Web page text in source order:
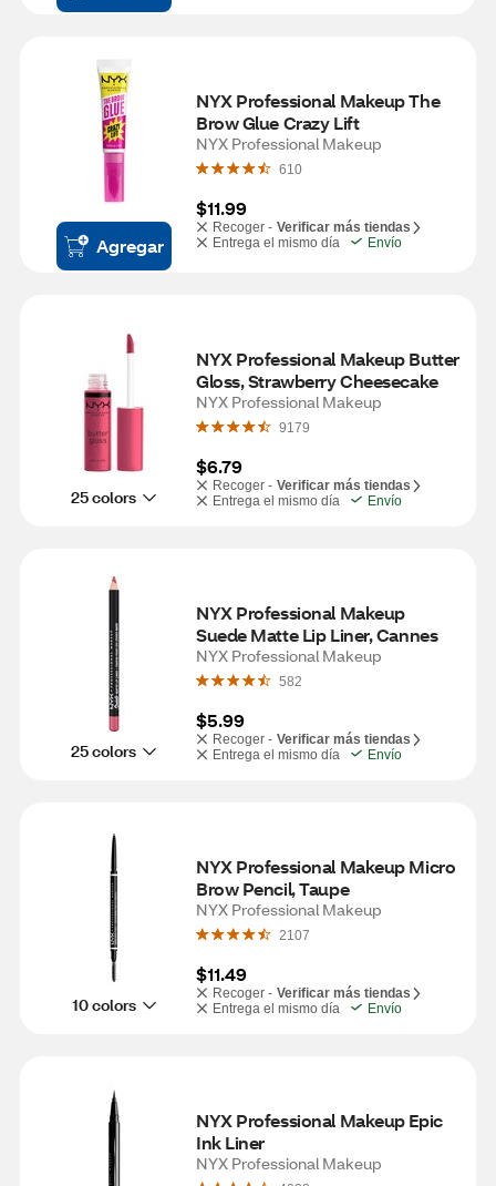
Agregar
NYX Professional Makeup The
Brow Glue Crazy Lift
NYX Professional Makeup
610
$11.99
Recoger - Verificar más tiendas
Entrega el mismo día
Envío
25 colors
NYX Professional Makeup Butter
Gloss, Strawberry Cheesecake
NYX Professional Makeup
9179
$6.79
Recoger - Verificar más tiendas
Entrega el mismo día
Envío
25 colors
NYX Professional Makeup
Suede Matte Lip Liner, Cannes
NYX Professional Makeup
582
$5.99
Recoger - Verificar más tiendas
Entrega el mismo día
Envío
10 colors
NYX Professional Makeup Micro
Brow Pencil, Taupe
NYX Professional Makeup
2107
$11.49
Recoger - Verificar más tiendas
Entrega el mismo día
Envío
NYX Professional Makeup Epic
Ink Liner
NYX Professional Makeup